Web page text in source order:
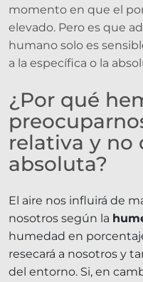
momento en que el
elevado. Pero es que
humano solo es
a la específica o la
¿Por qué
relativa y no
absoluta?
El aire nos influirá de
nosotros según la
humedad en
resecará a nosotros y
del entorno. Si, en